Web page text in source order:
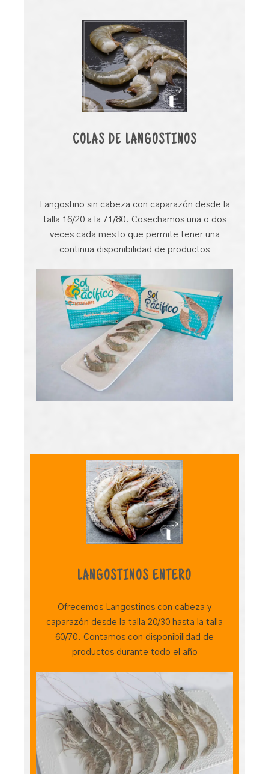
COLAS DE LANGOSTINOS
Langostino sin cabeza con caparazón desde la
talla 16/20 a la 71/80. Cosechamos una o dos
veces cada mes lo que permite tener una
continua disponibilidad de productos
LANGOSTINOS ENTERO
Ofrecemos Langostinos con cabeza y
caparazón desde la talla 20/30 hasta la talla
60/70. Contamos con disponibilidad de
productos durante todo el año